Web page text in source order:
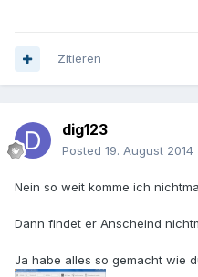
Zitieren
dig123
Posted 19. August 2014
Nein so weit komme ich
Dann findet er Anscheind
Ja habe alles so gemacht wie